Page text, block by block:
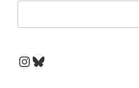
Instagram
Bluesky